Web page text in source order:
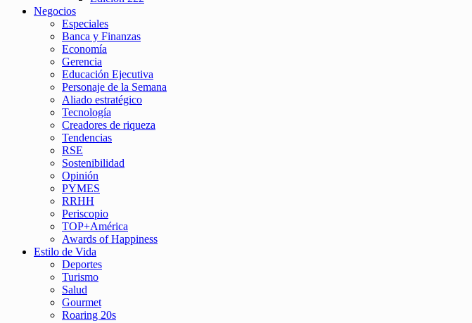
Negocios
Especiales
Banca y Finanzas
Economía
Gerencia
Educación Ejecutiva
Personaje de la Semana
Aliado estratégico
Tecnología
Creadores de riqueza
Tendencias
RSE
Sostenibilidad
Opinión
PYMES
RRHH
Periscopio
TOP+América
Awards of Happiness
Estilo de Vida
Deportes
Turismo
Salud
Gourmet
Roaring 20s